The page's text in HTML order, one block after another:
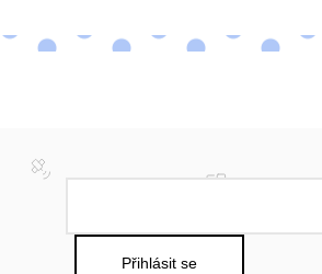
Přihlásit se